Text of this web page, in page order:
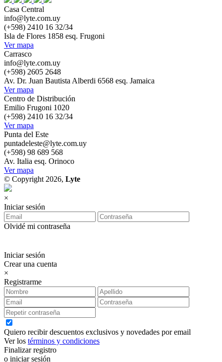
Casa Central
info@lyte.com.uy
(+598) 2410 16 32/34
Isla de Flores 1858 esq. Frugoni
Ver mapa
Carrasco
info@lyte.com.uy
(+598) 2605 2648
Av. Dr. Juan Bautista Alberdi 6568 esq. Jamaica
Ver mapa
Centro de Distribución
Emilio Frugoni 1020
(+598) 2410 16 32/34
Ver mapa
Punta del Este
puntadeleste@lyte.com.uy
(+598) 98 689 568
Av. Italia esq. Orinoco
Ver mapa
© Copyright 2026, Lyte
×
Iniciar sesión
Olvidé mi contraseña
Iniciar sesión
Crear una cuenta
×
Registrarme
Quiero recibir descuentos exclusivos y novedades por email
Ver los términos y condiciones
Finalizar registro
o iniciar sesión